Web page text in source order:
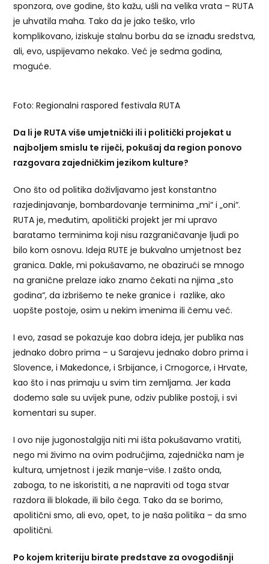
sponzora, ove godine, što kažu, ušli na velika vrata – RUTA
je uhvatila maha. Tako da je jako teško, vrlo
komplikovano, iziskuje stalnu borbu da se iznađu sredstva,
ali, evo, uspijevamo nekako. Već je sedma godina,
moguće.
Foto: Regionalni raspored festivala RUTA
Da li je RUTA više umjetnički ili i politički projekat u
najboljem smislu te riječi, pokušaj da region ponovo
razgovara zajedničkim jezikom kulture?
Ono što od politika doživljavamo jest konstantno
razjedinjavanje, bombardovanje terminima „mi“ i „oni“.
RUTA je, međutim, apolitički projekt jer mi upravo
baratamo terminima koji nisu razgraničavanje ljudi po
bilo kom osnovu. Ideja RUTE je bukvalno umjetnost bez
granica. Dakle, mi pokušavamo, ne obazirući se mnogo
na granične prelaze iako znamo čekati na njima „sto
godina“, da izbrišemo te neke granice i razlike, ako
uopšte postoje, osim u nekim imenima ili čemu već.
I evo, zasad se pokazuje kao dobra ideja, jer publika nas
jednako dobro prima – u Sarajevu jednako dobro prima i
Slovence, i Makedonce, i Srbijance, i Crnogorce, i Hrvate,
kao što i nas primaju u svim tim zemljama. Jer kada
dođemo sale su uvijek pune, odziv publike postoji, i svi
komentari su super.
I ovo nije jugonostalgija niti mi išta pokušavamo vratiti,
nego mi živimo na ovim područjima, zajednička nam je
kultura, umjetnost i jezik manje-više. I zašto onda,
zaboga, to ne iskoristiti, a ne napraviti od toga stvar
razdora ili blokade, ili bilo čega. Tako da se borimo,
apolitični smo, ali evo, opet, to je naša politika – da smo
apolitični.
Po kojem kriteriju birate predstave za ovogodišnji